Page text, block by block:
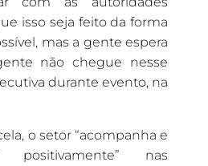
isso seja feito da forma
mas a gente espera
não chegue nesse
durante evento, na
o setor “acompanha e
positivamente” nas